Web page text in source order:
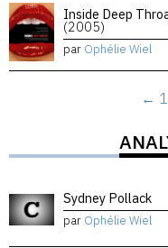
Inside Deep
(2005)
par Ophélie Wiel
← 1
Sydney Pollack
par Ophélie Wiel